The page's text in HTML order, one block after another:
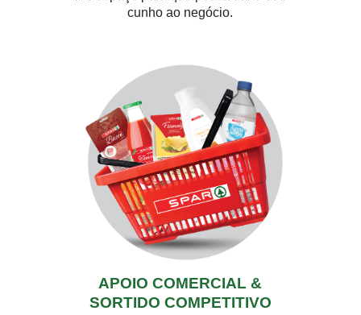
cunho ao negócio.
APOIO COMERCIAL &
SORTIDO COMPETITIVO